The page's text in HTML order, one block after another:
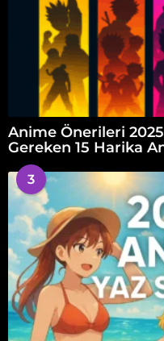
Anime Önerileri 2025
Gereken 15 Harika
3